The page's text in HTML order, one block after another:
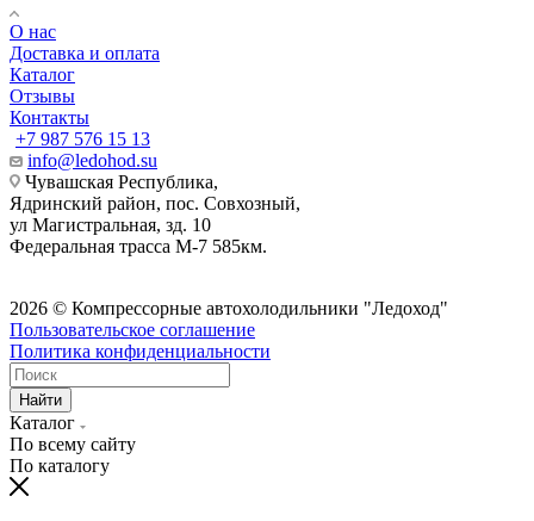
О нас
Доставка и оплата
Каталог
Отзывы
Контакты
+7 987 576 15 13
info@ledohod.su
Чувашская Республика,
Ядринский район, пос. Совхозный,
ул Магистральная, зд. 10
Федеральная трасса М-7 585км.
2026 © Компрессорные автохолодильники "Ледоход"
Пользовательское соглашение
Политика конфиденциальности
Найти
Каталог
По всему сайту
По каталогу